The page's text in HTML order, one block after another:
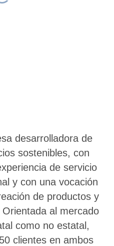
desarrolladora de
sostenibles, con
de servicio
y con una vocación
de productos y
al mercado
como no estatal,
clientes en ambos